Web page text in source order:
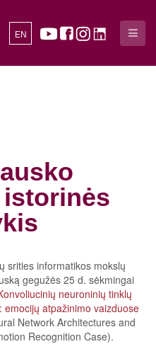
EN
srities informatikos mokslų
gegužės 25 d. sėkmingai
neuroninių tinklų
atpažinimo vaizduose
Network Architectures and
Recognition Case).